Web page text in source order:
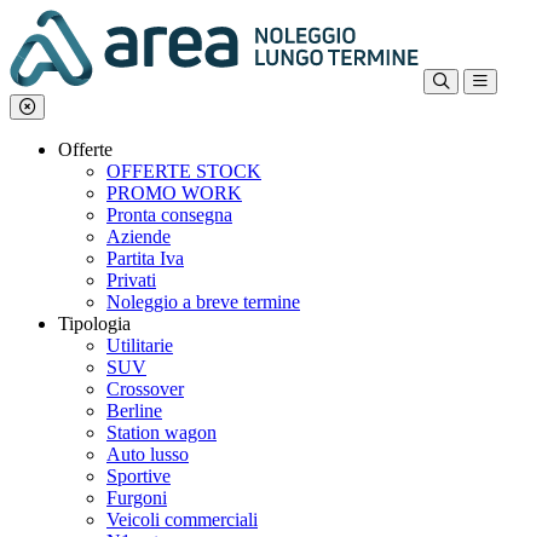
Offerte
OFFERTE STOCK
PROMO WORK
Pronta consegna
Aziende
Partita Iva
Privati
Noleggio a breve termine
Tipologia
Utilitarie
SUV
Crossover
Berline
Station wagon
Auto lusso
Sportive
Furgoni
Veicoli commerciali